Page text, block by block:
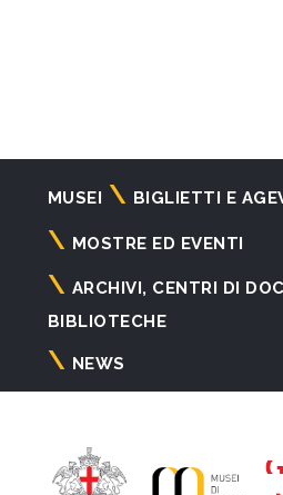
Navigazione
principale
MUSEI BIGLIETTI E
MOSTRE ED EVENTI
ARCHIVI, CENTRI DI
BIBLIOTECHE
NEWS